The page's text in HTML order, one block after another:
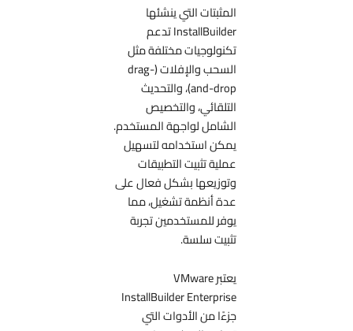
المثبتات التي ينشئها
InstallBuilder تدعم
تكنولوجيات مختلفة مثل
السحب والإفلات (drag-
and-drop)، والتحديث
التلقائي، والتخصيص
الشامل لواجهة المستخدم.
يمكن استخدامه لتسهيل
عملية تثبيت التطبيقات
وتوزيعها بشكل فعال على
عدة أنظمة تشغيل، مما
يوفر للمستخدمين تجربة
تثبيت سلسة.
يعتبر VMware
InstallBuilder Enterprise
جزءًا من الأدوات التي